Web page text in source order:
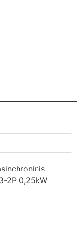
2P 0,25kW